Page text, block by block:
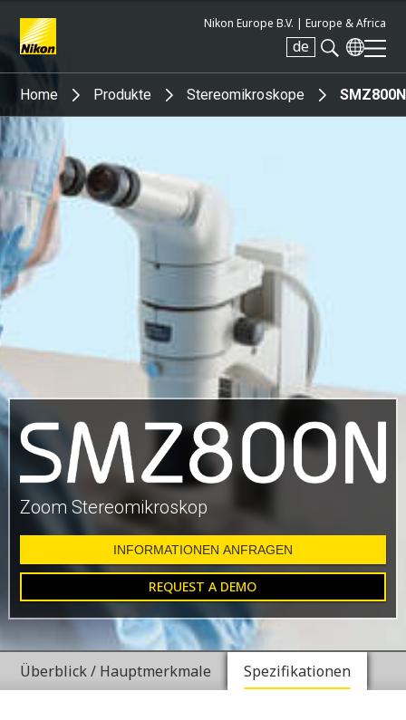
Nikon Europe B.V. | Europe & Africa
de
Search keyword(s)
Home Produkte Stereomikroskope SMZ800N
Zoom Stereomikroskop
INFORMATIONEN ANFRAGEN
REQUEST A DEMO
Überblick / Hauptmerkmale Spezifikationen